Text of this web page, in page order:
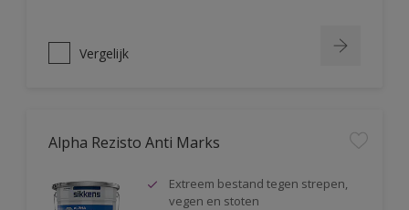
Vergelijk
Alpha Rezisto Anti Marks
Extreem bestand tegen strepen,
vegen en stoten